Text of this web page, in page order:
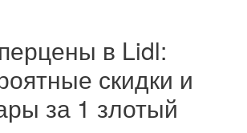
в Lidl:
скидки и
за 1 злотый